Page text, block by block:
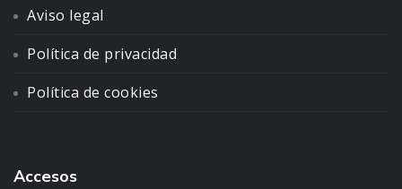
Aviso legal
Política de privacidad
Política de cookies
Accesos